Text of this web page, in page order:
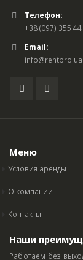
Телефон:
+38 (097) 355 44
Email:
info@rentpro.ua
Меню
Условия аренды
О компании
Контакты
Наши
Работаем без